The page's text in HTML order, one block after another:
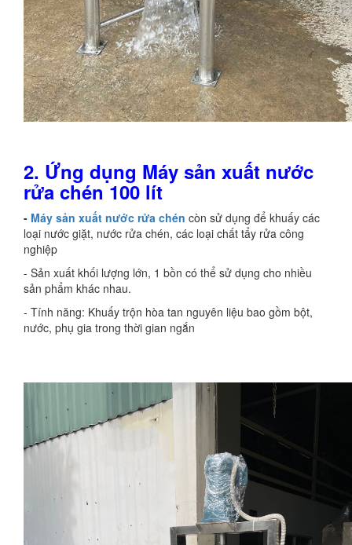
2. Ứng dụng Máy sản xuất nước
rửa chén 100 lít
- Máy sản xuất nước rửa chén còn sử dụng để khuấy các
loại nước giặt, nước rửa chén, các loại chất tẩy rửa công
nghiệp
- Sản xuất khối lượng lớn, 1 bồn có thể sử dụng cho nhiều
sản phẩm khác nhau.
- Tính năng: Khuấy trộn hòa tan nguyên liệu bao gồm bột,
nước, phụ gia trong thời gian ngắn